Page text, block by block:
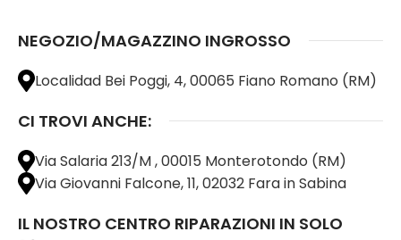
NEGOZIO/MAGAZZINO INGROSSO
Localidad Bei Poggi, 4, 00065 Fiano Romano (RM)
CI TROVI ANCHE:
Via Salaria 213/M , 00015 Monterotondo (RM)
Via Giovanni Falcone, 11, 02032 Fara in Sabina
IL NOSTRO CENTRO RIPARAZIONI IN SOLO